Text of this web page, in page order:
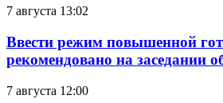
7 августа 13:02
Ввести режим повышенной
рекомендовано на заседании
7 августа 12:00